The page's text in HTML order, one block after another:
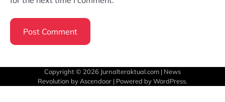
Copyright © 2026 Jurnalteraktual.com | News
Revolution by Ascendoor | Powered byWordPress.